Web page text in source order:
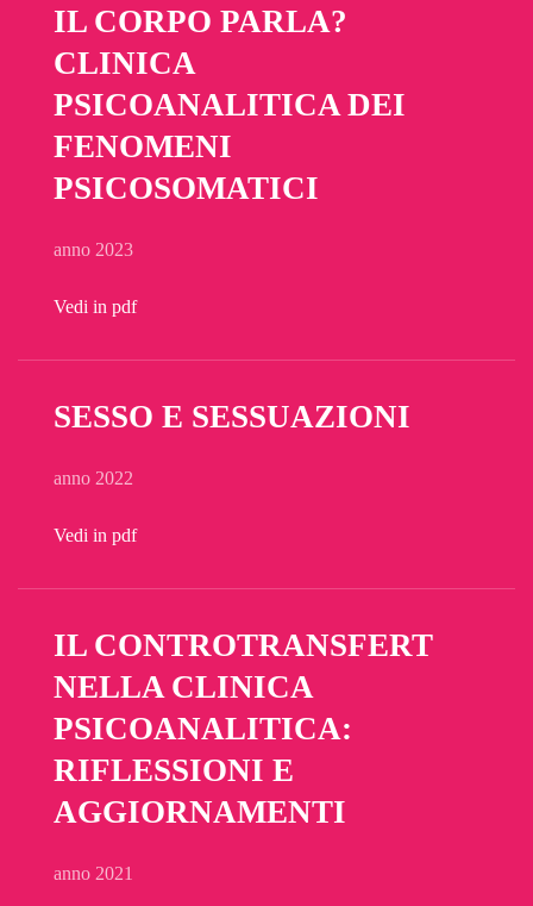
IL CORPO PARLA?
CLINICA
PSICOANALITICA DEI
FENOMENI
PSICOSOMATICI
anno 2023
Vedi in pdf
SESSO E SESSUAZIONI
anno 2022
Vedi in pdf
IL CONTROTRANSFERT
NELLA CLINICA
PSICOANALITICA:
RIFLESSIONI E
AGGIORNAMENTI
anno 2021